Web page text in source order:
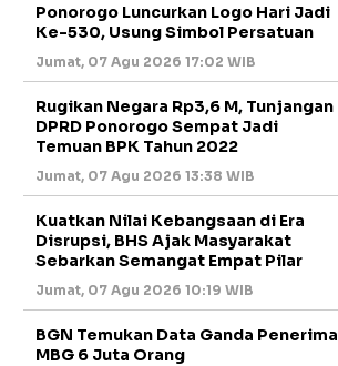
Ponorogo Luncurkan Logo Hari Jadi
Ke-530, Usung Simbol Persatuan
Jumat, 07 Agu 2026 17:02 WIB
Rugikan Negara Rp3,6 M, Tunjangan
DPRD Ponorogo Sempat Jadi
Temuan BPK Tahun 2022
Jumat, 07 Agu 2026 13:38 WIB
Kuatkan Nilai Kebangsaan di Era
Disrupsi, BHS Ajak Masyarakat
Sebarkan Semangat Empat Pilar
Jumat, 07 Agu 2026 10:19 WIB
BGN Temukan Data Ganda Penerima
MBG 6 Juta Orang